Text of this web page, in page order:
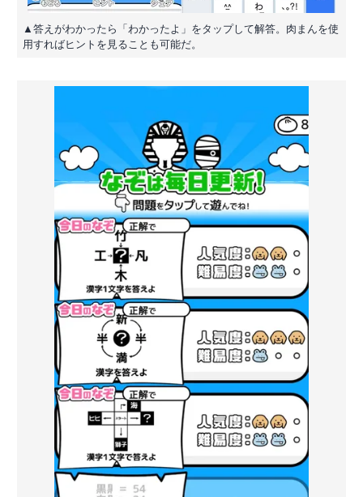
▲答えがわかったら「わかったよ」をタップして解答。肉まんを使
用すればヒントを見ることも可能だ。